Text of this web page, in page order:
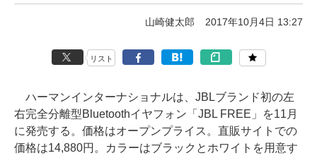
山崎健太郎 2017年10月4日 13:27
リスト
ハーマンインターナショナルは、JBLブランド初の左
右完全分離型Bluetoothイヤフォン「JBL FREE」を11月
に発売する。価格はオープンプライス。直販サイトでの
価格は14,880円。カラーはブラックとホワイトを用意す